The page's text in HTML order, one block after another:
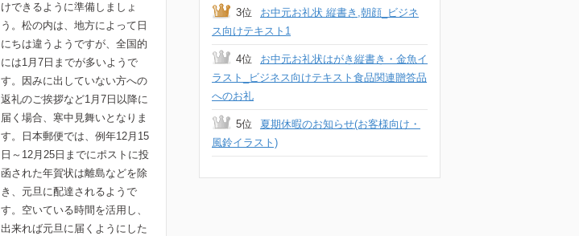
けできるように準備しましょ
う。松の内は、地方によって日
にちは違うようですが、全国的
には1月7日までが多いようで
す。因みに出していない方への
返礼のご挨拶など1月7日以降に
届く場合、寒中見舞いとなりま
す。日本郵便では、例年12月15
日～12月25日までにポストに投
函された年賀状は離島などを除
き、元旦に配達されるようで
す。空いている時間を活用し、
出来れば元旦に届くようにした
3位
お中元お礼状 縦書き,朝顔_ビジネ
ス向けテキスト1
4位
お中元お礼状はがき縦書き・金魚イ
ラスト_ビジネス向けテキスト食品関連贈答品
へのお礼
5位
夏期休暇のお知らせ(お客様向け・
風鈴イラスト)